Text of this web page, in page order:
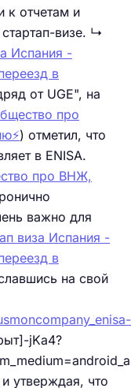
к отчетам и
визе. ↳
Испания -
в
от UGE", на
про
) отметил, что
в ENISA.
про ВНЖ,
важно для
виза Испания -
в
на свой
jKa4?
утверждая, что